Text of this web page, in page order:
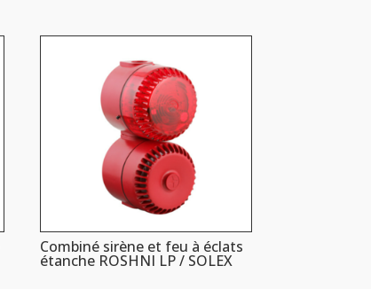
Combiné sirène et feu à éclats
étanche ROSHNI LP / SOLEX